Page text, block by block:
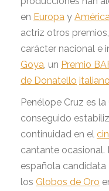
en Europa y América
actriz otros
carácter nacional e
Goya , un Premio
de Donatello italiano
Penélope Cruz es
conseguido
continuidad en el
cantante ocasional.
española candidata
los Globos de Oro